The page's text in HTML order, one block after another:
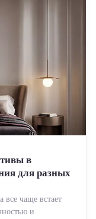
в
для разных
все чаще встает
и